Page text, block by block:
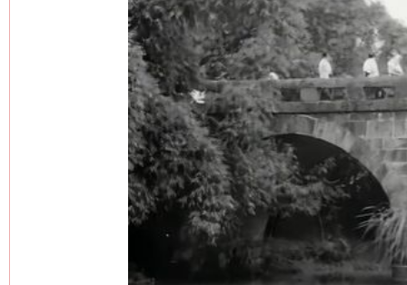
网上购药对药下症？